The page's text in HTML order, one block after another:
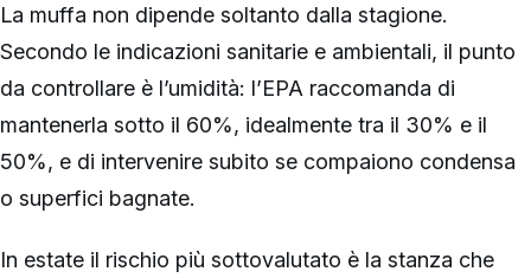
La muffa non dipende soltanto dalla stagione.
Secondo le indicazioni sanitarie e ambientali, il punto
da controllare è l’umidità: l’EPA raccomanda di
mantenerla sotto il 60%, idealmente tra il 30% e il
50%, e di intervenire subito se compaiono condensa
o superfici bagnate.
In estate il rischio più sottovalutato è la stanza che